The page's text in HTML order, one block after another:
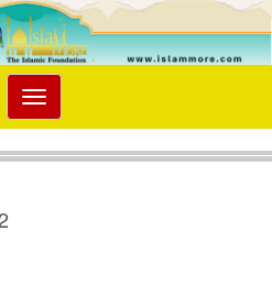
Toggle
navigation